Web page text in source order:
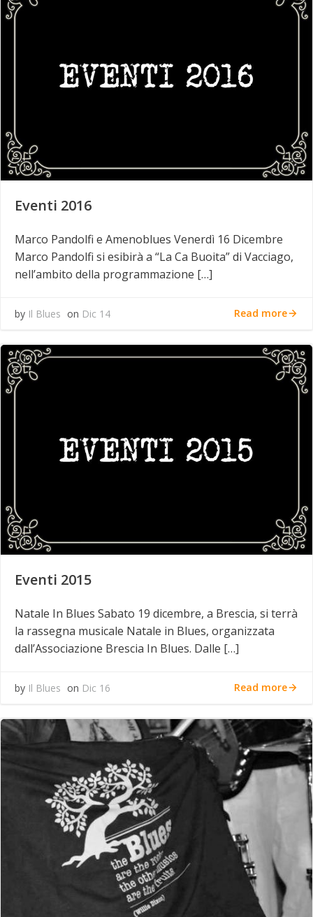
Eventi 2016
Marco Pandolfi e Amenoblues Venerdì 16 Dicembre
Marco Pandolfi si esibirà a “La Ca Buoita” di Vacciago,
nell’ambito della programmazione […]
by Il Blues on Dic 14 Read more
Eventi 2015
Natale In Blues Sabato 19 dicembre, a Brescia, si terrà
la rassegna musicale Natale in Blues, organizzata
dall’Associazione Brescia In Blues. Dalle […]
by Il Blues on Dic 16 Read more